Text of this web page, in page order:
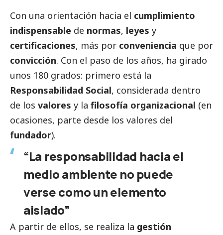
Con una orientación hacia el cumplimiento
indispensable de normas, leyes y
certificaciones, más por conveniencia que por
convicción. Con el paso de los años, ha girado
unos 180 grados: primero está la
Responsabilidad Social, considerada dentro
de los valores y la filosofía organizacional (en
ocasiones, parte desde los valores del
fundador).
“La responsabilidad hacia el
medio ambiente no puede
verse como un elemento
aislado”
A partir de ellos, se realiza la gestión